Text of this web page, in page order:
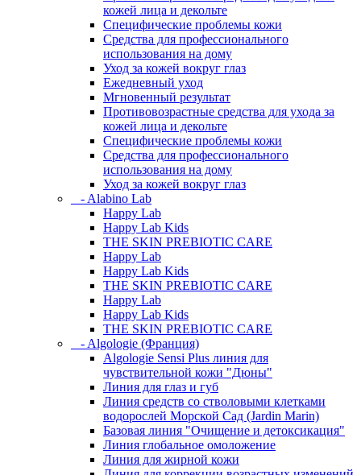
кожей лица и декольте
Специфические проблемы кожи
Средства для профессионального
использования на дому
Уход за кожей вокруг глаз
Ежедневный уход
Мгновенный результат
Противовозрастные средства для ухода за
кожей лица и декольте
Специфические проблемы кожи
Средства для профессионального
использования на дому
Уход за кожей вокруг глаз
- Alabino Lab
Happy Lab
Happy Lab Kids
THE SKIN PREBIOTIC CARE
Happy Lab
Happy Lab Kids
THE SKIN PREBIOTIC CARE
Happy Lab
Happy Lab Kids
THE SKIN PREBIOTIC CARE
- Algologie (Франция)
Algologie Sensi Plus линия для
чувcтвительной кожи "Дюны"
Линия для глаз и губ
Линия средств со стволовыми клетками
водорослей Морской Сад (Jardin Marin)
Базовая линия "Очищение и детоксикация"
Линия глобальное омоложение
Линия для жирной кожи